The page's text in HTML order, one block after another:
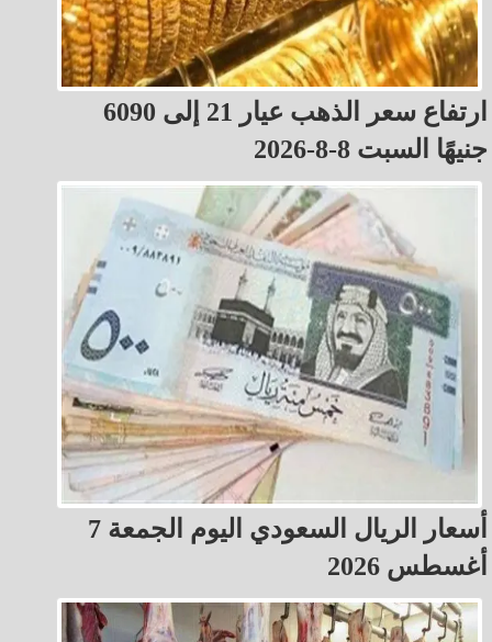
ارتفاع سعر الذهب عيار 21 إلى 6090
جنيهًا السبت 8-8-2026
أسعار الريال السعودي اليوم الجمعة 7
أغسطس 2026